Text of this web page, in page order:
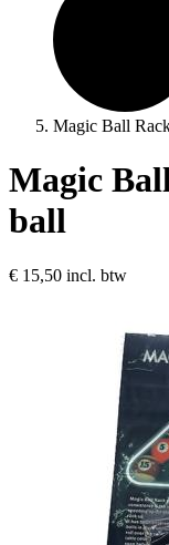
Magic Ball
Magic
ball
€ 15,50 incl. btw